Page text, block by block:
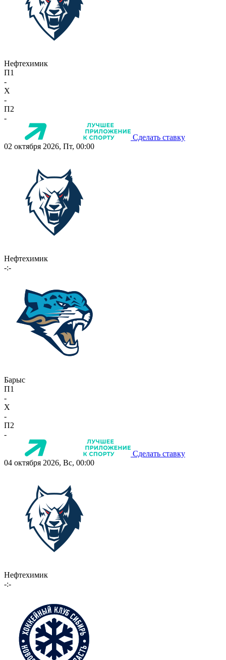
Нефтехимик
П1
-
X
-
П2
-
Сделать ставку
02 октября 2026, Пт, 00:00
Нефтехимик
-:-
Барыс
П1
-
X
-
П2
-
Сделать ставку
04 октября 2026, Вс, 00:00
Нефтехимик
-:-